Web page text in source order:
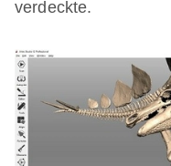
verdeckte.